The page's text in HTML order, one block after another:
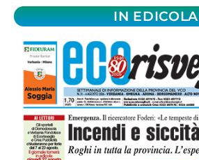
IN EDICOLA